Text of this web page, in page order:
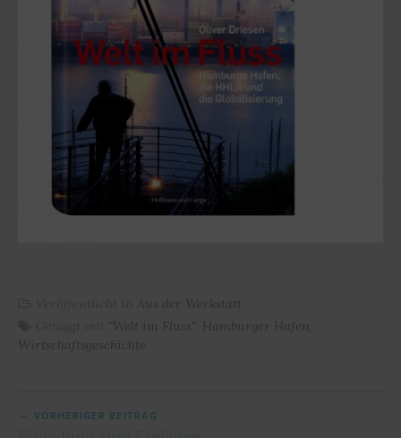
Aus der Werkstatt
"Welt im Fluss" Hamburger Hafen
Wirtschaftsgeschichte
VORHERIGER BEITRAG